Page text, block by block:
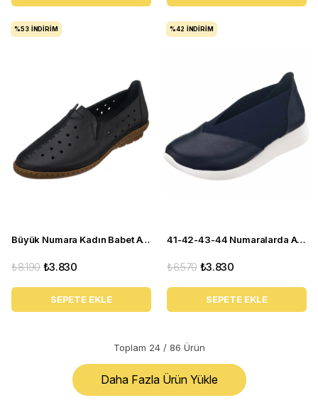
Büyük Numara Kadın Babet Ayakkabı PR 2211 Siyah
₺3.830
₺8.190
SEPETE EKLE
%53 İNDIRIM
41-42-43-44 Numaralarda A1357 Lacivert Lastikli Ortopedik Rahat Taban Günlük Büyük Numara Kadın Ayakkabı
₺3.830
₺6.570
SEPETE EKLE
%42 İNDIRIM
Toplam 24/ 86 Ürün
Daha Fazla Ürün Yükle